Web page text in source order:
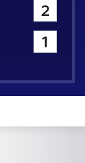
2
1